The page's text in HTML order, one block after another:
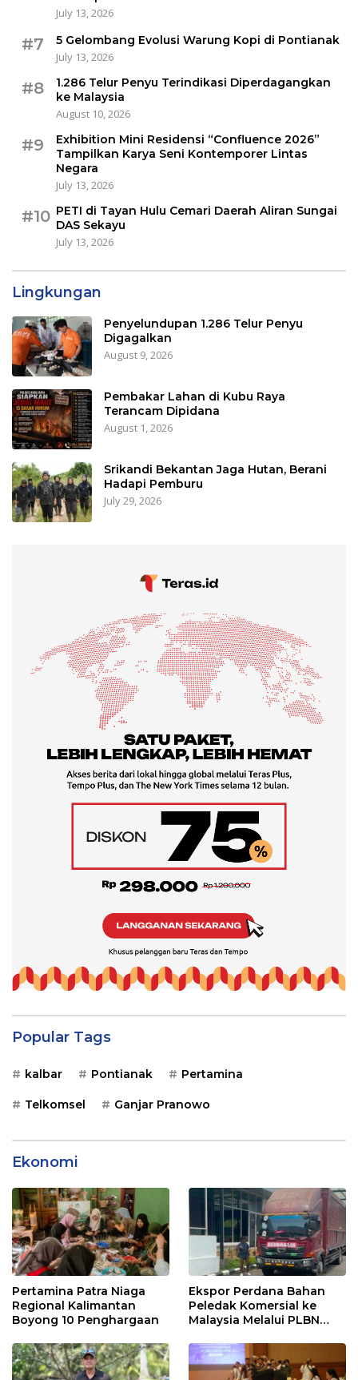
July 13, 2026
#7
5 Gelombang Evolusi Warung Kopi di Pontianak
July 13, 2026
#8
1.286 Telur Penyu Terindikasi Diperdagangkan
ke Malaysia
August 10, 2026
#9
Exhibition Mini Residensi “Confluence 2026”
Tampilkan Karya Seni Kontemporer Lintas
Negara
July 13, 2026
#10 PETI di Tayan Hulu Cemari Daerah Aliran Sungai
DAS Sekayu
July 13, 2026
Lingkungan
Penyelundupan 1.286 Telur Penyu
Digagalkan
August 9, 2026
Pembakar Lahan di Kubu Raya
Terancam Dipidana
August 1, 2026
Srikandi Bekantan Jaga Hutan, Berani
Hadapi Pemburu
July 29, 2026
Popular Tags
kalbar Pontianak Pertamina
Telkomsel Ganjar Pranowo
Ekonomi
Pertamina Patra Niaga
Regional Kalimantan
Boyong 10 Penghargaan
Ekspor Perdana Bahan
Peledak Komersial ke
Malaysia Melalui PLBN